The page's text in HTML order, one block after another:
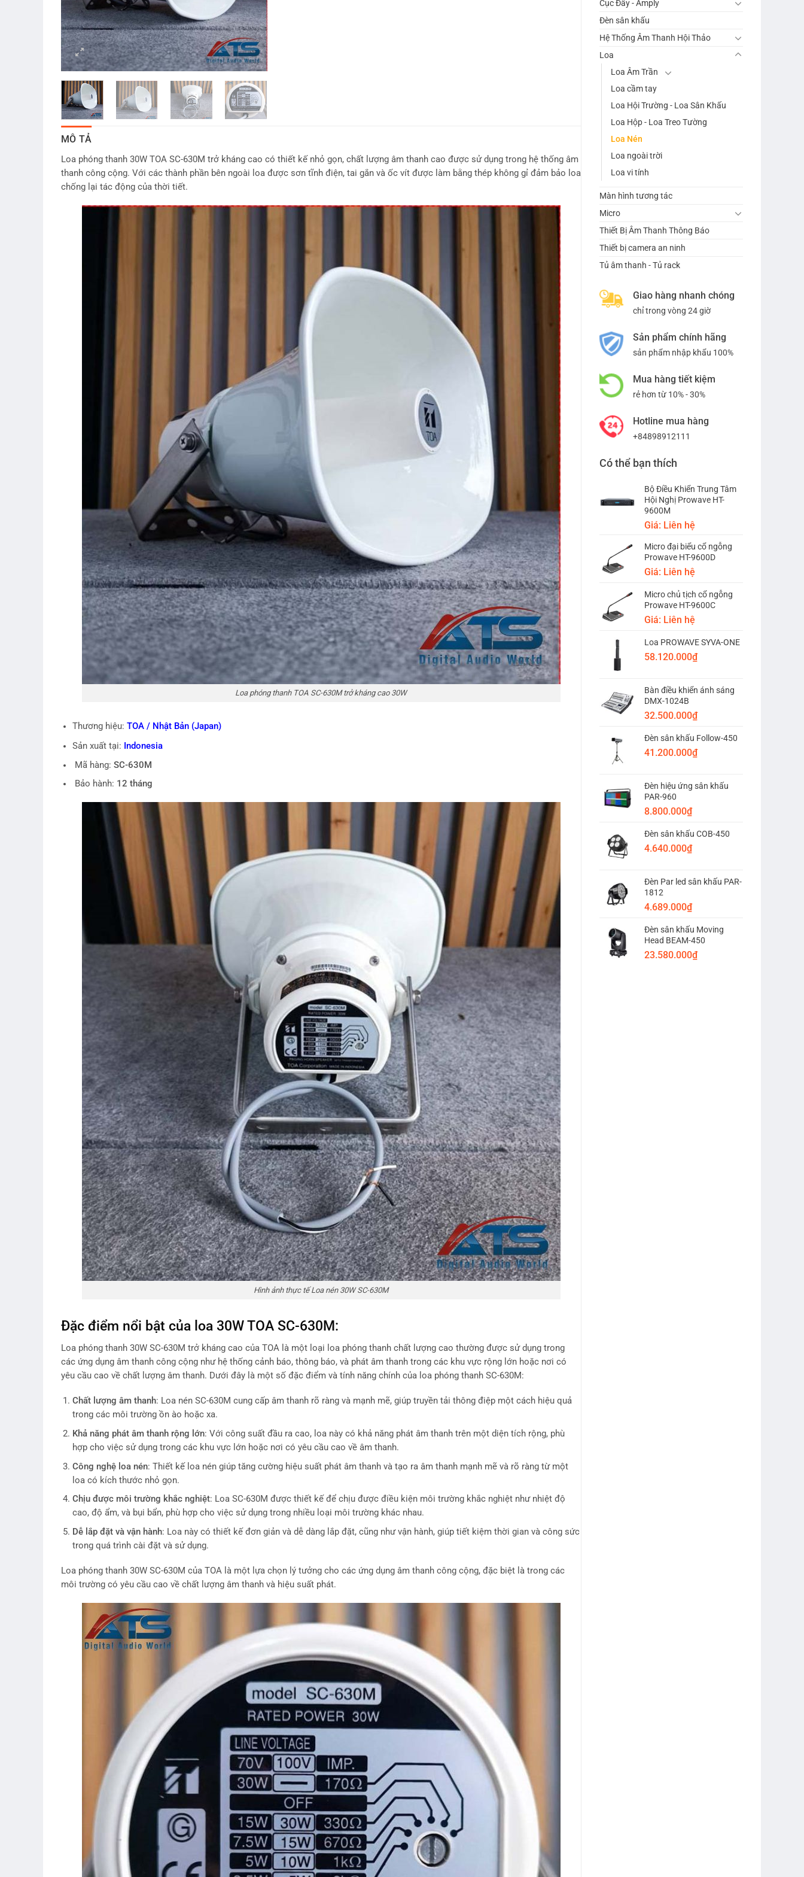
Cục Đẩy - Amply
Đèn sân khấu
Hệ Thống Âm Thanh Hội Thảo
Loa
Loa Âm Trần
Loa cầm tay
Loa Hội Trường - Loa Sân Khấu
Loa Hộp - Loa Treo Tường
Loa Nén
Loa ngoài trời
Loa vi tính
Màn hình tương tác
Micro
Thiết Bị Âm Thanh Thông Báo
Thiết bị camera an ninh
Tủ âm thanh - Tủ rack
Giao hàng nhanh chóng
chỉ trong vòng 24 giờ
Sản phẩm chính hãng
sản phẩm nhập khẩu 100%
Mua hàng tiết kiệm
rẻ hơn từ 10% - 30%
Hotline mua hàng
+84898912111
Có thể bạn thích
Bộ Điều Khiển Trung Tâm
Hội Nghị Prowave HT-
9600M
Giá: Liên hệ
Micro đại biểu cổ ngỗng
Prowave HT-9600D
Giá: Liên hệ
Micro chủ tịch cổ ngỗng
Prowave HT-9600C
Giá: Liên hệ
Loa PROWAVE SYVA-ONE
58.120.000₫
Bàn điều khiển ánh sáng
DMX-1024B
32.500.000₫
Đèn sân khấu Follow-450
41.200.000₫
Đèn hiệu ứng sân khấu
PAR-960
8.800.000₫
Đèn sân khấu COB-450
4.640.000₫
Đèn Par led sân khấu PAR-
1812
4.689.000₫
Đèn sân khấu Moving
Head BEAM-450
23.580.000₫
MÔ TẢ
Loa phóng thanh 30W TOA SC-630M trở kháng cao có thiết kế nhỏ gọn, chất lượng âm thanh cao được sử dụng trong hệ thống âm
thanh công cộng. Với các thành phần bên ngoài loa được sơn tĩnh điện, tai gắn và ốc vít được làm bằng thép không gỉ đảm bảo loa
chống lại tác động của thời tiết.
Loa phóng thanh TOA SC-630M trở kháng cao 30W
Thương hiệu: TOA / Nhật Bản (Japan)
Sản xuất tại: Indonesia
Mã hàng: SC-630M
Bảo hành: 12 tháng
Hình ảnh thực tế Loa nén 30W SC-630M
Đặc điểm nổi bật của loa 30W TOA SC-630M:
Loa phóng thanh 30W SC-630M trở kháng cao của TOA là một loại loa phóng thanh chất lượng cao thường được sử dụng trong
các ứng dụng âm thanh công cộng như hệ thống cảnh báo, thông báo, và phát âm thanh trong các khu vực rộng lớn hoặc nơi có
yêu cầu cao về chất lượng âm thanh. Dưới đây là một số đặc điểm và tính năng chính của loa phóng thanh SC-630M:
Chất lượng âm thanh: Loa nén SC-630M cung cấp âm thanh rõ ràng và mạnh mẽ, giúp truyền tải thông điệp một cách hiệu quả
trong các môi trường ồn ào hoặc xa.
Khả năng phát âm thanh rộng lớn: Với công suất đầu ra cao, loa này có khả năng phát âm thanh trên một diện tích rộng, phù
hợp cho việc sử dụng trong các khu vực lớn hoặc nơi có yêu cầu cao về âm thanh.
Công nghệ loa nén: Thiết kế loa nén giúp tăng cường hiệu suất phát âm thanh và tạo ra âm thanh mạnh mẽ và rõ ràng từ một
loa có kích thước nhỏ gọn.
Chịu được môi trường khắc nghiệt: Loa SC-630M được thiết kế để chịu được điều kiện môi trường khắc nghiệt như nhiệt độ
cao, độ ẩm, và bụi bẩn, phù hợp cho việc sử dụng trong nhiều loại môi trường khác nhau.
Dễ lắp đặt và vận hành: Loa này có thiết kế đơn giản và dễ dàng lắp đặt, cũng như vận hành, giúp tiết kiệm thời gian và công sức
trong quá trình cài đặt và sử dụng.
Loa phóng thanh 30W SC-630M của TOA là một lựa chọn lý tưởng cho các ứng dụng âm thanh công cộng, đặc biệt là trong các
môi trường có yêu cầu cao về chất lượng âm thanh và hiệu suất phát.